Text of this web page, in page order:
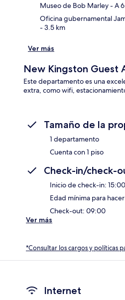
Museo de Bob Marley- A
Oficina gubernamental
- 3.5 km
Ver más
New Kingston Guest
Este departamento es una
extra, como wifi,
Tamaño de la
1 departamento
Cuenta con 1 piso
Check-in/check-
Inicio de check-in:
Edad mínima para
Check-out: 09:00
Ver más
*Consultar los cargos y políticas
Internet